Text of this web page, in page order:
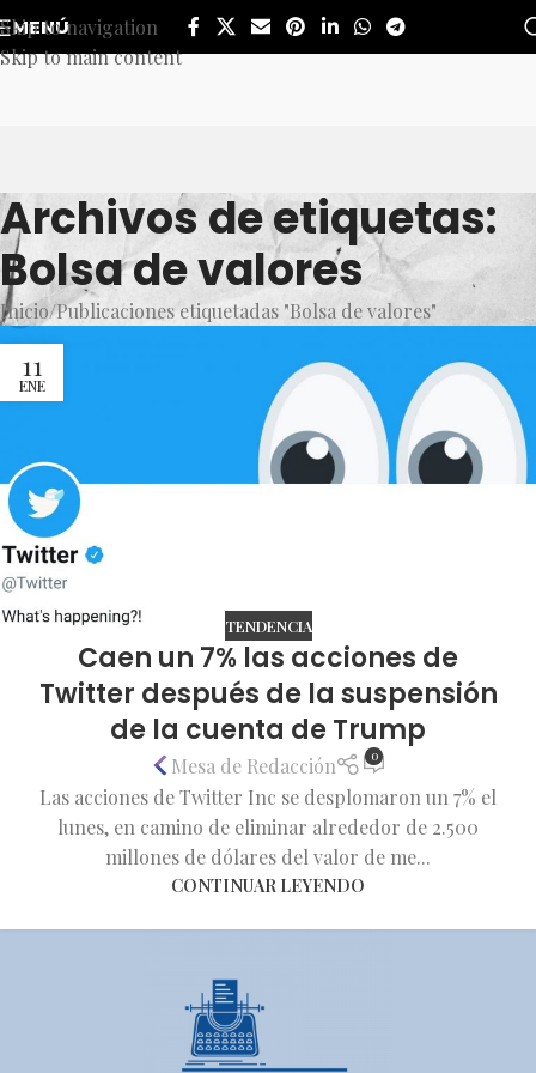
Skip to navigation
Skip to main content
MENÚ
Archivos de etiquetas:
Bolsa de valores
Inicio Publicaciones etiquetadas "Bolsa de valores"
11
ENE
TENDENCIA
Caen un 7% las acciones de
Twitter después de la suspensión
de la cuenta de Trump
Mesa de Redacción 0
Las acciones de Twitter Inc se desplomaron un 7% el
lunes, en camino de eliminar alrededor de 2.500
millones de dólares del valor de me...
CONTINUAR LEYENDO